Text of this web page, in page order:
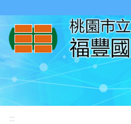
:::